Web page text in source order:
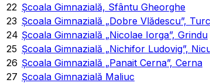
22 Școala Gimnazială, Sfântu Gheorghe
23 Școala Gimnazială „Dobre Vlădescu”,
24 Școala Gimnazială „Nicolae Iorga”, Grindu
25 Școala Gimnazială „Nichifor Ludovig”,
26 Școala Gimnazială „Panait Cerna”, Cerna
27 Școala Gimnazială Maliuc